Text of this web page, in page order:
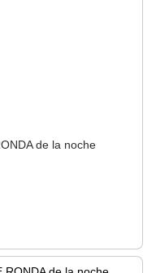
de la noche